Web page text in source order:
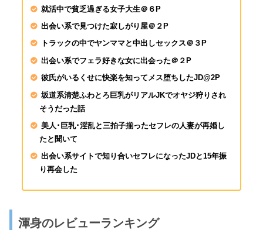
ックス！啼き叫ぶ絶頂
就活中で貧乏過ぎる女子大生＠６P
出会い系で見つけた寂しがり屋＠２P
トラックの中でヤンママと中出しセックス＠３P
出会い系でフェラ好きな女に出会った＠２P
彼氏がいるくせに快楽を知ってメス堕ちしたJD@2P
坂道系清楚ふわとろ巨乳がリアルJKでオヤジ狩りされ
そうだった話
美人･巨乳･淫乱と三拍子揃ったセフレの人妻が再婚し
たと聞いて
出会い系サイトで知り合いセフレになったJDと15年振
り再会した
渾身のレビューランキング